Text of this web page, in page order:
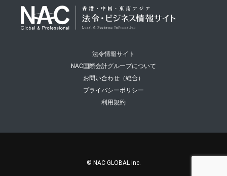
法令情報サイト
NAC国際会計グループについて
お問い合わせ（総合）
プライバシーポリシー
利用規約
© NAC GLOBAL inc.